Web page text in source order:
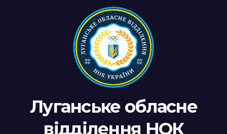
Луганське обласне
відділення НОК